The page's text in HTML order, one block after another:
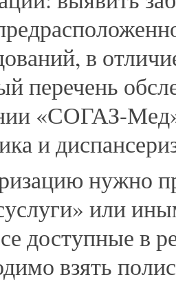
в
перечень
«СОГАЗ-
и
нужно
или
доступные в
взять